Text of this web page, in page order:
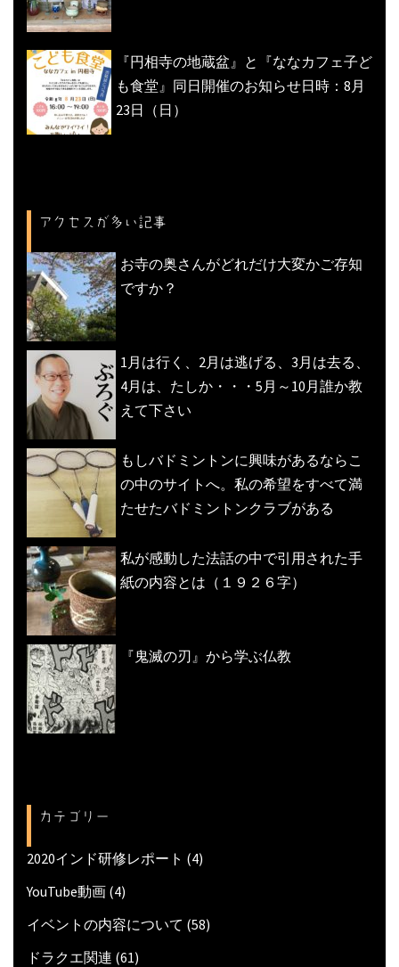
『円相寺の地蔵盆』と『ななカフェ子ど
も食堂』同日開催のお知らせ日時：8月
23日（日）
アクセスが多い記事
お寺の奥さんがどれだけ大変かご存知
ですか？
1月は行く、2月は逃げる、3月は去る、
4月は、たしか・・・5月～10月誰か教
えて下さい
もしバドミントンに興味があるならこ
の中のサイトへ。私の希望をすべて満
たせたバドミントンクラブがある
私が感動した法話の中で引用された手
紙の内容とは（１９２６字）
『鬼滅の刃』から学ぶ仏教
カテゴリー
2020インド研修レポート (4)
YouTube動画 (4)
イベントの内容について (58)
ドラクエ関連 (61)